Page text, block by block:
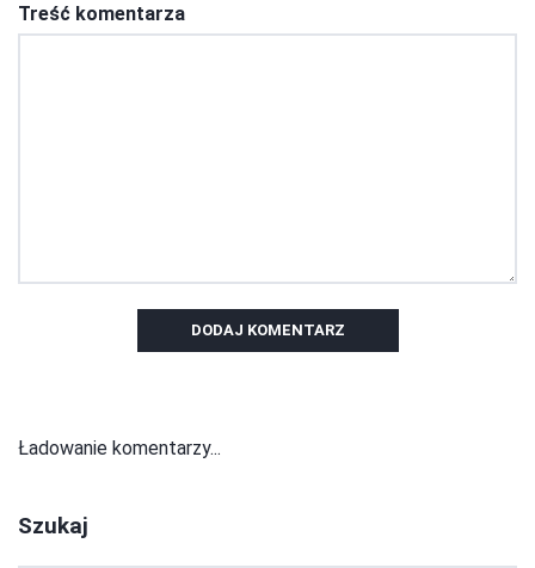
Treść komentarza
DODAJ KOMENTARZ
Ładowanie komentarzy...
Szukaj